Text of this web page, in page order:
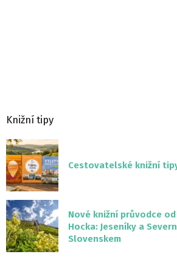
Knižní tipy
Cestovatelské knižní
Nové knižní průvodce
Hocka: Jeseníky a
Slovenskem